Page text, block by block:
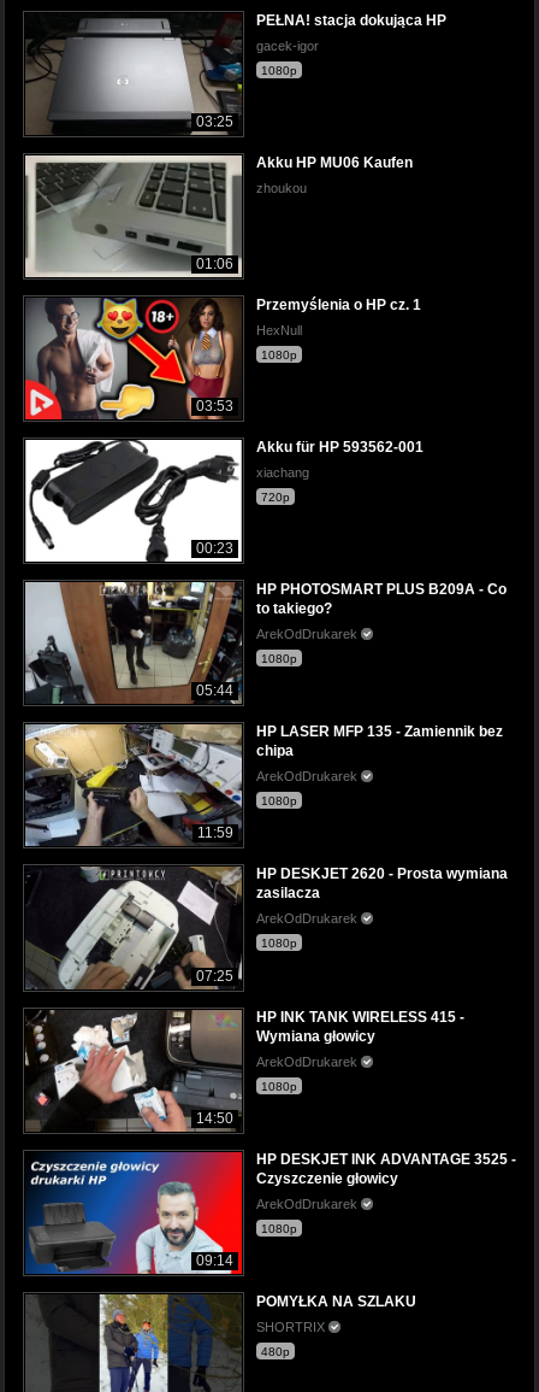
03:25
PEŁNA! stacja dokująca HP
gacek-igor
1080p
01:06
Akku HP MU06 Kaufen
zhoukou
03:53
Przemyślenia o HP cz. 1
HexNull
1080p
00:23
Akku für HP 593562-001
xiachang
720p
05:44
HP PHOTOSMART PLUS B209A - Co
to takiego?
ArekOdDrukarek
1080p
11:59
HP LASER MFP 135 - Zamiennik bez
chipa
ArekOdDrukarek
1080p
07:25
HP DESKJET 2620 - Prosta wymiana
zasilacza
ArekOdDrukarek
1080p
14:50
HP INK TANK WIRELESS 415 -
Wymiana głowicy
ArekOdDrukarek
1080p
09:14
HP DESKJET INK ADVANTAGE 3525 -
Czyszczenie głowicy
ArekOdDrukarek
1080p
POMYŁKA NA SZLAKU
SHORTRIX
480p